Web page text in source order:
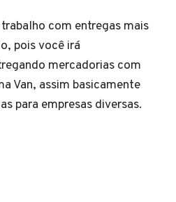
com entregas mais
pois você irá
mercadorias com
Van, assim basicamente
para empresas diversas.